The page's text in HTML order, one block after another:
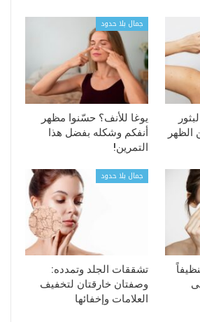
الظهر
جمال بلا حدود
يوغا للأنف؟ حسّنوا مظهر
أنفكم وشكله بفضل هذا
التمرين!
جمال بلا حدود
تشققات الجلد وتمدده:
وصفتان خارقتان لتخفيف
العلامات وإخفائها